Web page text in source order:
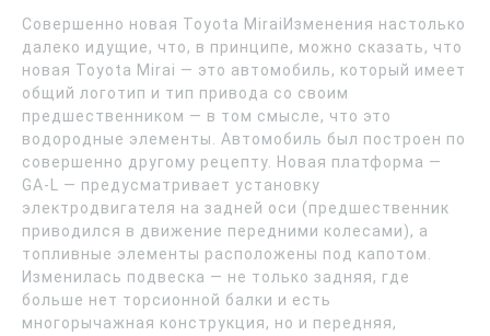
Совершенно новая Toyota MiraiИзменения настолько
далеко идущие, что, в принципе, можно сказать, что
новая Toyota Mirai — это автомобиль, который имеет
общий логотип и тип привода со своим
предшественником — в том смысле, что это
водородные элементы. Автомобиль был построен по
совершенно другому рецепту. Новая платформа —
GA-L — предусматривает установку
электродвигателя на задней оси (предшественник
приводился в движение передними колесами), а
топливные элементы расположены под капотом.
Изменилась подвеска — не только задняя, где
больше нет торсионной балки и есть
многорычажная конструкция, но и передняя,